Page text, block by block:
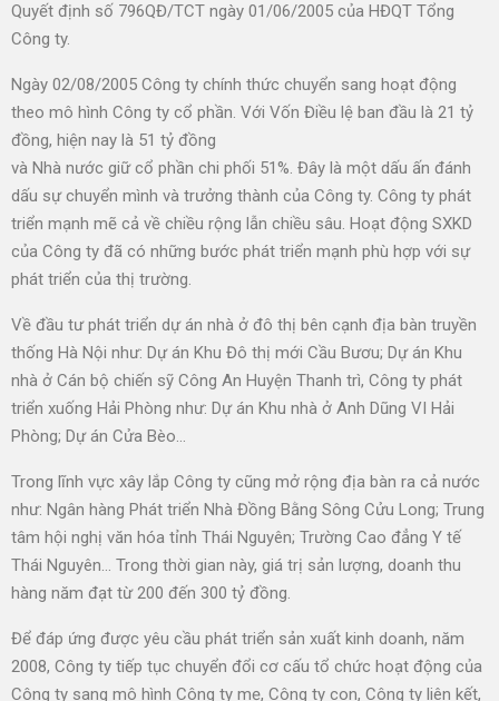
Quyết định số 796QĐ/TCT ngày 01/06/2005 của HĐQT Tổng
Công ty.
Ngày 02/08/2005 Công ty chính thức chuyển sang hoạt động
theo mô hình Công ty cổ phần. Với Vốn Điều lệ ban đầu là 21 tỷ
đồng, hiện nay là 51 tỷ đồng
và Nhà nước giữ cổ phần chi phối 51%. Đây là một dấu ấn đánh
dấu sự chuyển mình và trưởng thành của Công ty. Công ty phát
triển mạnh mẽ cả về chiều rộng lẫn chiều sâu. Hoạt động SXKD
của Công ty đã có những bước phát triển mạnh phù hợp với sự
phát triển của thị trường.
Về đầu tư phát triển dự án nhà ở đô thị bên cạnh địa bàn truyền
thống Hà Nội như: Dự án Khu Đô thị mới Cầu Bươu; Dự án Khu
nhà ở Cán bộ chiến sỹ Công An Huyện Thanh trì, Công ty phát
triển xuống Hải Phòng như: Dự án Khu nhà ở Anh Dũng VI Hải
Phòng; Dự án Cửa Bèo…
Trong lĩnh vực xây lắp Công ty cũng mở rộng địa bàn ra cả nước
như: Ngân hàng Phát triển Nhà Đồng Bằng Sông Cửu Long; Trung
tâm hội nghị văn hóa tỉnh Thái Nguyên; Trường Cao đẳng Y tế
Thái Nguyên… Trong thời gian này, giá trị sản lượng, doanh thu
hàng năm đạt từ 200 đến 300 tỷ đồng.
Để đáp ứng được yêu cầu phát triển sản xuất kinh doanh, năm
2008, Công ty tiếp tục chuyển đổi cơ cấu tổ chức hoạt động của
Công ty sang mô hình Công ty mẹ, Công ty con, Công ty liên kết,